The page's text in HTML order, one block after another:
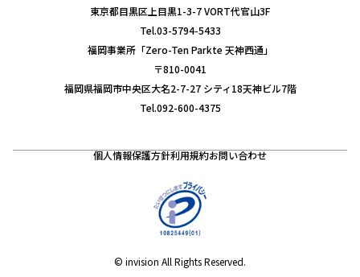
東京都目黒区上目黒1-3-7 VORT代官山3F
Tel.03-5794-5433
福岡事業所「Zero-Ten Parkte 天神西通」
〒810-0041
福岡県福岡市中央区大名2-7-27 シティ18天神ビル7階
Tel.092-600-4375
個人情報保護方針利用規約お問い合わせ
© invision All Rights Reserved.